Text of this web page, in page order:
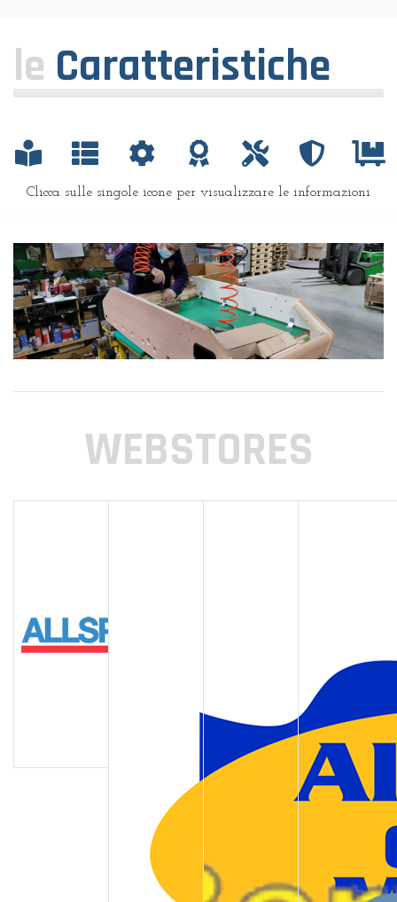
le Caratteristiche
Clicca sulle singole icone per visualizzare le informazioni
WEBSTORES